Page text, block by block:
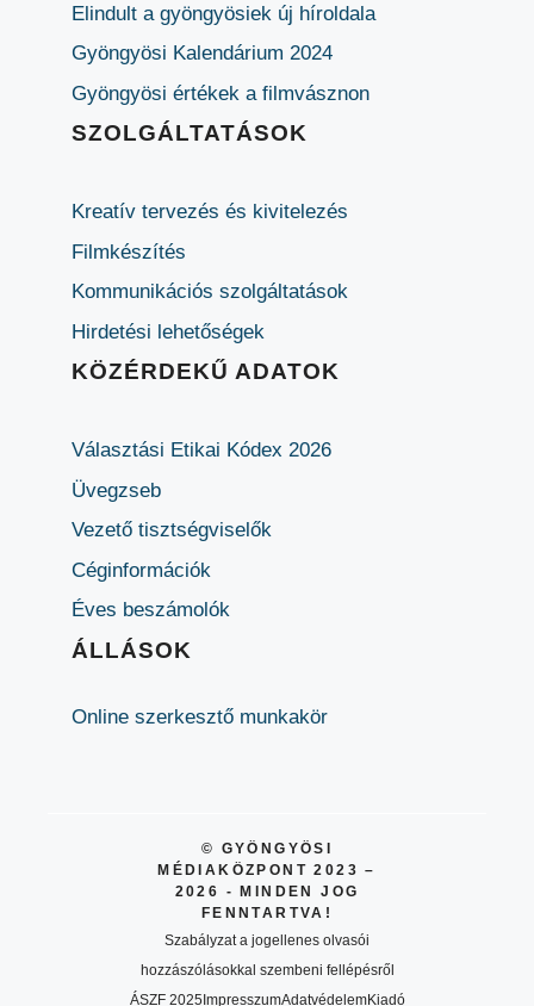
Elindult a gyöngyösiek új híroldala
Gyöngyösi Kalendárium 2024
Gyöngyösi értékek a filmvásznon
SZOLGÁLTATÁSOK
Kreatív tervezés és kivitelezés
Filmkészítés
Kommunikációs szolgáltatások
Hirdetési lehetőségek
KÖZÉRDEKŰ ADATOK
Választási Etikai Kódex 2026
Üvegzseb
Vezető tisztségviselők
Céginformációk
Éves beszámolók
ÁLLÁSOK
Online szerkesztő munkakör
© GYÖNGYÖSI
MÉDIAKÖZPONT 2023 –
2026 - MINDEN JOG
FENNTARTVA!
Szabályzat a jogellenes olvasói
hozzászólásokkal szembeni fellépésről
ÁSZF 2025ImpresszumAdatvédelemKiadó